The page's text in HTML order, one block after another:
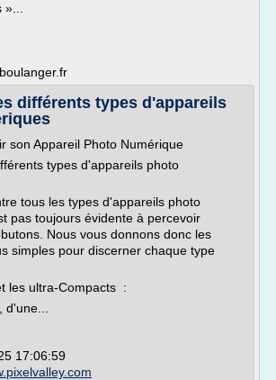
différents types d'appareils
son Appareil Photo Numérique
types d'appareils photo
tous les types d'appareils photo
pas toujours évidente à percevoir
Nous vous donnons donc les
simples pour discerner chaque type
les ultra-Compacts :
17:06:59